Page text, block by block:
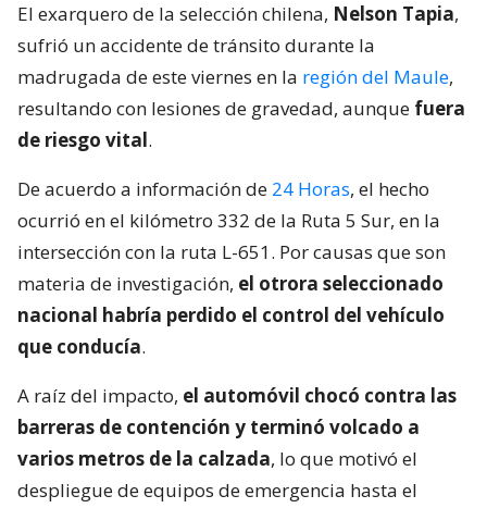
El exarquero de la selección chilena, Nelson Tapia,
sufrió un accidente de tránsito durante la
madrugada de este viernes en la región del Maule,
resultando con lesiones de gravedad, aunque fuera
de riesgo vital.
De acuerdo a información de 24 Horas, el hecho
ocurrió en el kilómetro 332 de la Ruta 5 Sur, en la
intersección con la ruta L-651. Por causas que son
materia de investigación, el otrora seleccionado
nacional habría perdido el control del vehículo
que conducía.
A raíz del impacto, el automóvil chocó contra las
barreras de contención y terminó volcado a
varios metros de la calzada, lo que motivó el
despliegue de equipos de emergencia hasta el